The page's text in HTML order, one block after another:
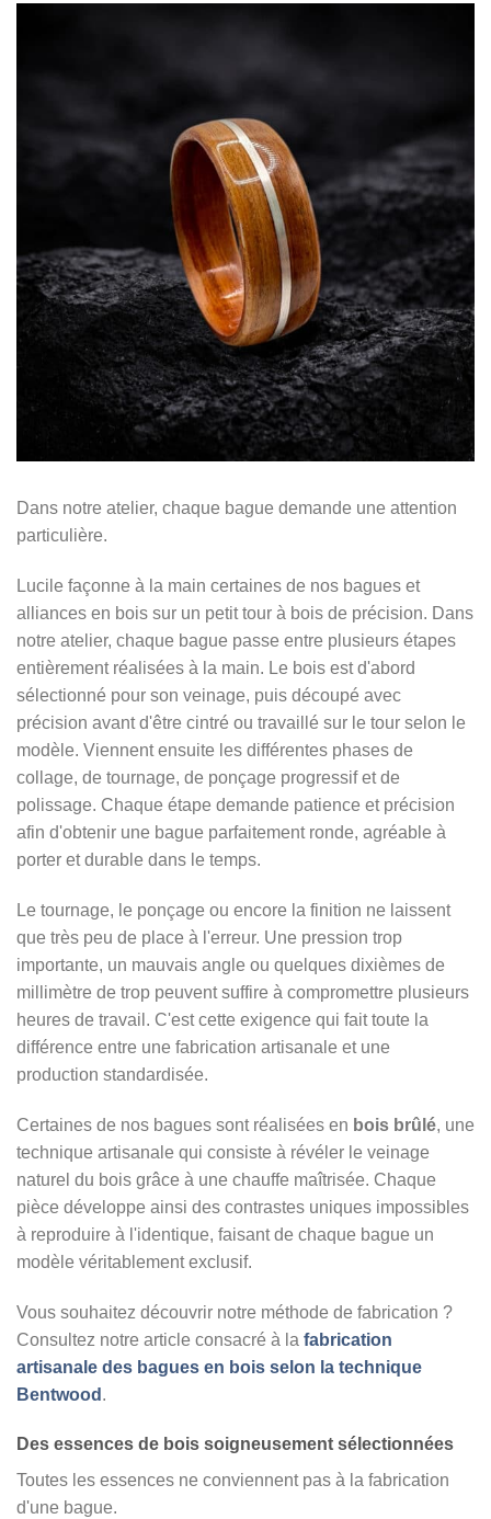
Dans notre atelier, chaque bague demande une attention
particulière.
Lucile façonne à la main certaines de nos bagues et
alliances en bois sur un petit tour à bois de précision. Dans
notre atelier, chaque bague passe entre plusieurs étapes
entièrement réalisées à la main. Le bois est d'abord
sélectionné pour son veinage, puis découpé avec
précision avant d'être cintré ou travaillé sur le tour selon le
modèle. Viennent ensuite les différentes phases de
collage, de tournage, de ponçage progressif et de
polissage. Chaque étape demande patience et précision
afin d'obtenir une bague parfaitement ronde, agréable à
porter et durable dans le temps.
Le tournage, le ponçage ou encore la finition ne laissent
que très peu de place à l'erreur. Une pression trop
importante, un mauvais angle ou quelques dixièmes de
millimètre de trop peuvent suffire à compromettre plusieurs
heures de travail. C'est cette exigence qui fait toute la
différence entre une fabrication artisanale et une
production standardisée.
Certaines de nos bagues sont réalisées en bois brûlé, une
technique artisanale qui consiste à révéler le veinage
naturel du bois grâce à une chauffe maîtrisée. Chaque
pièce développe ainsi des contrastes uniques impossibles
à reproduire à l'identique, faisant de chaque bague un
modèle véritablement exclusif.
Vous souhaitez découvrir notre méthode de fabrication ?
Consultez notre article consacré à la fabrication
artisanale des bagues en bois selon la technique
Bentwood .
Des essences de bois soigneusement sélectionnées
Toutes les essences ne conviennent pas à la fabrication
d'une bague.